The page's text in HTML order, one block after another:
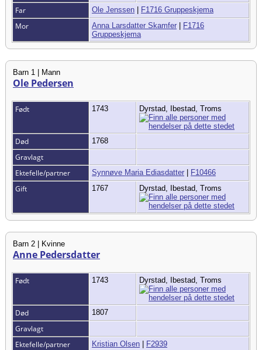
Far
Ole Jenssen | F1716 Gruppeskjema
Mor Anna Larsdatter Skamfer | F1716
Gruppeskjema
Barn 1 | Mann
Ole Pedersen
Født 1743 Dyrstad, Ibestad, Troms
Død 1768
Gravlagt
Ektefelle/partner
Synnøve Maria Ediasdatter | F10466
Gift 1767 Dyrstad, Ibestad, Troms
Barn 2 | Kvinne
Anne Pedersdatter
Født 1743 Dyrstad, Ibestad, Troms
Død 1807
Gravlagt
Ektefelle/partner
Kristian Olsen | F2939